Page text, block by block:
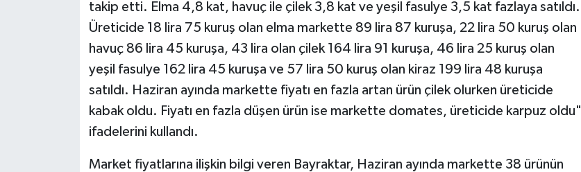
takip etti. Elma 4,8 kat, havuç ile çilek 3,8 kat ve yeşil fasulye 3,5 kat fazlaya satıldı.
Üreticide 18 lira 75 kuruş olan elma markette 89 lira 87 kuruşa, 22 lira 50 kuruş olan
havuç 86 lira 45 kuruşa, 43 lira olan çilek 164 lira 91 kuruşa, 46 lira 25 kuruş olan
yeşil fasulye 162 lira 45 kuruşa ve 57 lira 50 kuruş olan kiraz 199 lira 48 kuruşa
satıldı. Haziran ayında markette fiyatı en fazla artan ürün çilek olurken üreticide
kabak oldu. Fiyatı en fazla düşen ürün ise markette domates, üreticide karpuz oldu"
ifadelerini kullandı.
Market fiyatlarına ilişkin bilgi veren Bayraktar, Haziran ayında markette 38 ürünün
Televizyon